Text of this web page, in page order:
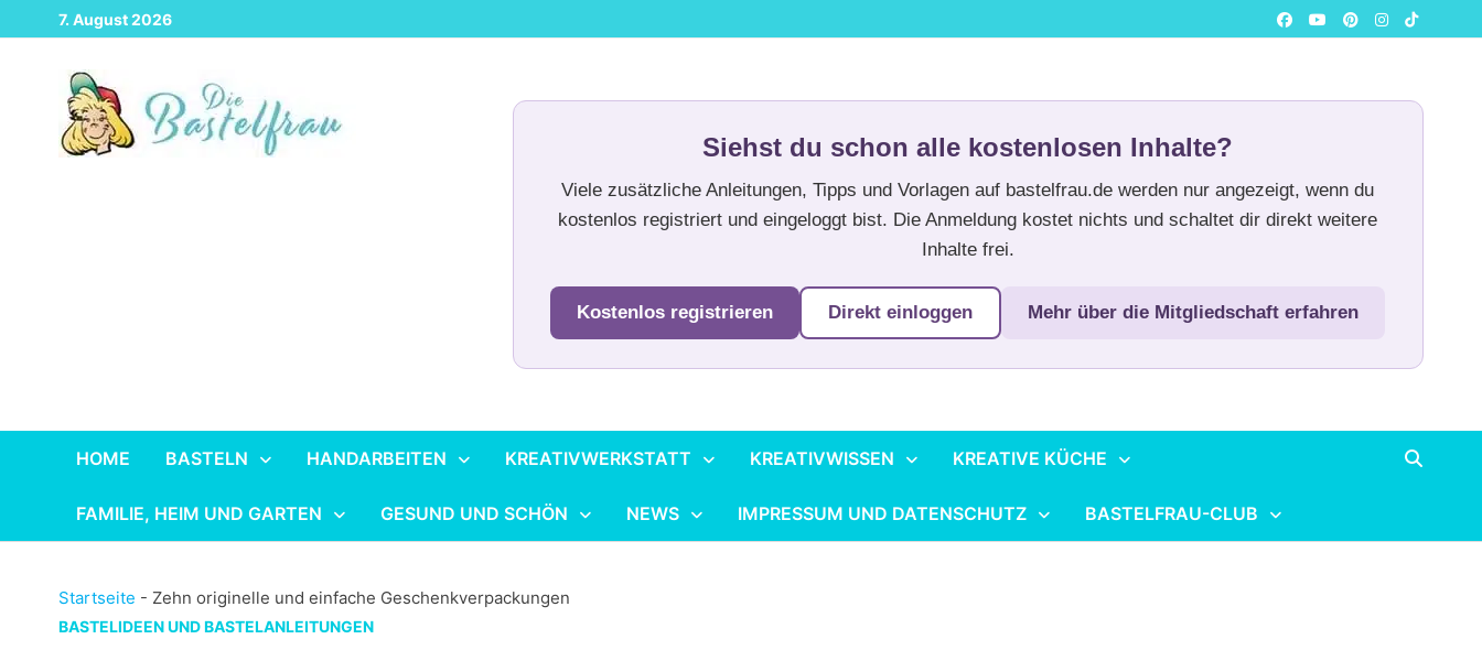
Zurück
zum
7. August 2026
Siehst du schon alle kostenlosen Inhalte?
Viele zusätzliche Anleitungen, Tipps und Vorlagen auf bastelfrau.de werden nur angezeigt, wenn du
kostenlos registriert und eingeloggt bist. Die Anmeldung kostet nichts und schaltet dir direkt weitere
Inhalte frei.
Kostenlos registrieren Direkt einloggen Mehr über die Mitgliedschaft erfahren
HOME BASTELN HANDARBEITEN KREATIVWERKSTATT KREATIVWISSEN KREATIVE KÜCHE
FAMILIE, HEIM UND GARTEN GESUND UND SCHÖN NEWS IMPRESSUM UND DATENSCHUTZ BASTELFRAU-CLUB
Startseite - Zehn originelle und einfache Geschenkverpackungen
BASTELIDEEN UND BASTELANLEITUNGEN